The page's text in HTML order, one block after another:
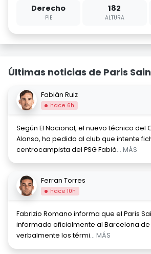
Derecho
PIE
182
ALTURA
Últimas noticias de Paris
Fabián Ruiz
hace 6h
Según El Nacional, el nuevo técnico del
Alonso, ha pedido al club que intente
centrocampista del PSG Fabiá... MÁS
Ferran Torres
hace 10h
Fabrizio Romano informa que el Paris
informado oficialmente al Barcelona
verbalmente los térmi... MÁS